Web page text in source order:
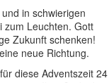
in schwierigen
zum Leuchten. Gott
Zukunft schenken!
neue Richtung.
diese Adventszeit 24